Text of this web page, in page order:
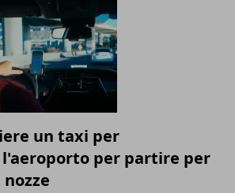
un taxi per
per partire per